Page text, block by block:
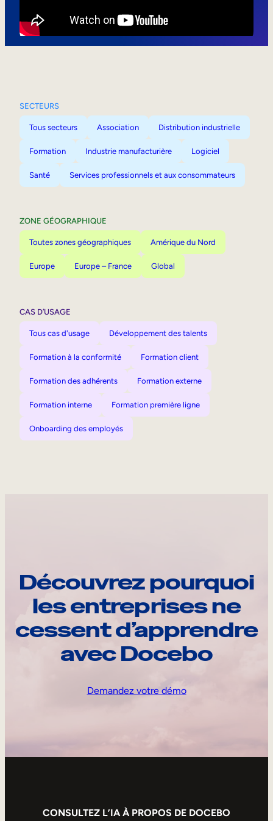
SECTEURS
Tous secteurs Association Distribution industrielle
Formation Industrie manufacturière Logiciel
Santé Services professionnels et aux consommateurs
ZONE GÉOGRAPHIQUE
Toutes zones géographiques Amérique du Nord
Europe Europe – France Global
CAS D’USAGE
Tous cas d'usage Développement des talents
Formation à la conformité Formation client
Formation des adhérents Formation externe
Formation interne Formation première ligne
Onboarding des employés
Découvrez pourquoi
les entreprises ne
cessent d’apprendre
avec Docebo
Demandez votre démo
CONSULTEZ L’IA À PROPOS DE DOCEBO